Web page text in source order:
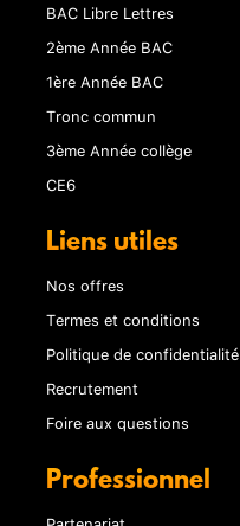
BAC Libre Lettres
2ème Année BAC
1ère Année BAC
Tronc commun
3ème Année collège
CE6
Liens utiles
Nos offres
Termes et conditions
Politique de confidentialité
Recrutement
Foire aux questions
Professionnel